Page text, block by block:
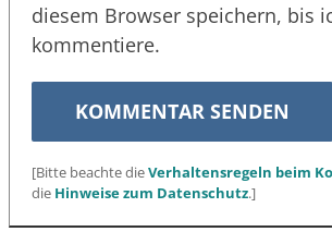
diesem Browser speichern, bis
kommentiere.
[Bitte beachte dieVerhaltensregeln beim
die Hinweise zum Datenschutz.]